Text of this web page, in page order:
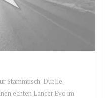
Stammtisch-Duelle.
echten Lancer Evo im